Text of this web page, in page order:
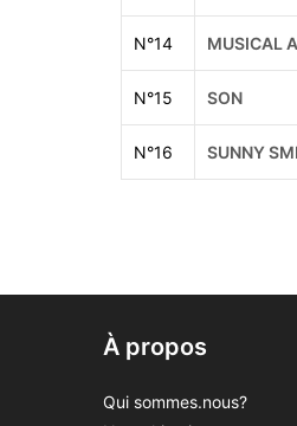
N°14 MUSICAL
N°15 SON
N°16 SUNNY
À propos
Qui sommes.nous?